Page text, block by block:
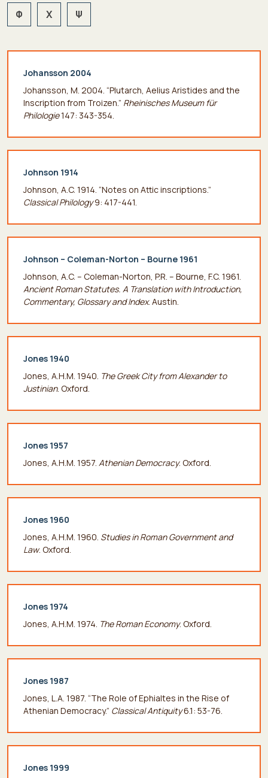
Φ Χ Ψ
Johansson 2004
Johansson, M. 2004. “Plutarch, Aelius Aristides and the
Inscription from Troizen.” Rheinisches Museum für
Philologie147: 343-354.
Johnson 1914
Johnson, A.C. 1914. “Notes on Attic inscriptions.”
Classical Philology9: 417-441.
Johnson – Coleman-Norton – Bourne 1961
Johnson, Α.C. – Coleman-Norton, P.R. – Bourne, F.C. 1961.
Ancient Roman Statutes. A Translation with Introduction,
Commentary, Glossary and Index. Austin.
Jones 1940
Jones, A.H.M. 1940. The Greek City from Alexander to
Justinian. Oxford.
Jones 1957
Jones, A.H.M. 1957. Athenian Democracy. Oxford.
Jones 1960
Jones, A.H.M. 1960. Studies in Roman Government and
Law. Oxford.
Jones 1974
Jones, A.H.M. 1974. The Roman Economy. Oxford.
Jones 1987
Jones, L.A. 1987. “The Role of Ephialtes in the Rise of
Athenian Democracy.” Classical Antiquity6.1: 53-76.
Jones 1999